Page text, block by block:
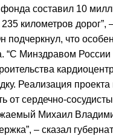
составил 10
километров дорог”,
подчеркнул, что
“С Минздравом
Реализация проекта
от сердечно-
Михаил
– сказал